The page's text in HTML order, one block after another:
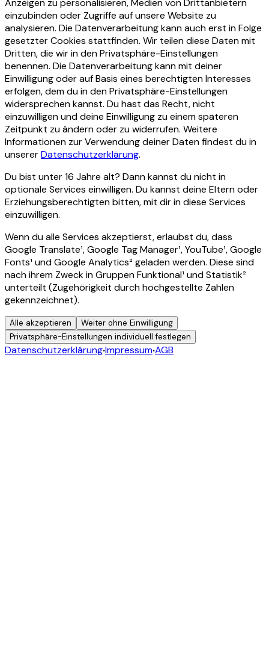
einzubinden oder Zugriffe auf unsere Website zu
analysieren. Die Datenverarbeitung kann auch erst in Folge
gesetzter Cookies stattfinden. Wir teilen diese Daten mit
Dritten, die wir in den Privatsphäre-Einstellungen
benennen. Die Datenverarbeitung kann mit deiner
Einwilligung oder auf Basis eines berechtigten Interesses
erfolgen, dem du in den Privatsphäre-Einstellungen
widersprechen kannst. Du hast das Recht, nicht
einzuwilligen und deine Einwilligung zu einem späteren
Zeitpunkt zu ändern oder zu widerrufen. Weitere
Informationen zur Verwendung deiner Daten findest du in
unsererDatenschutzerklärung.
Du bist unter 16 Jahre alt? Dann kannst du nicht in
optionale Services einwilligen. Du kannst deine Eltern oder
Erziehungsberechtigten bitten, mit dir in diese Services
einzuwilligen.
Wenn du alle Services akzeptierst, erlaubst du, dass
Google Translate¹, Google Tag Manager¹, YouTube¹, Google
Fonts¹ und Google Analytics² geladen werden. Diese sind
nach ihrem Zweck in Gruppen Funktional¹ und Statistik²
unterteilt (Zugehörigkeit durch hochgestellte Zahlen
gekennzeichnet).
Alle akzeptieren
Weiter ohne Einwilligung
Privatsphäre-Einstellungen individuell festlegen
Datenschutzerklärung•Impressum•AGB